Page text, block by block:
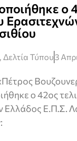
ο
Δελτία Τύπου 3
ο 42ος
Ελλάδος Ε.Π.Σ.